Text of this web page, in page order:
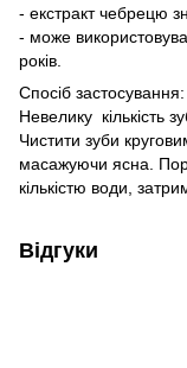
- екстракт чебрецю
- може
років.
Спосіб застосування:
Невелику кількість
Чистити зуби
масажуючи ясна.
кількістю води,
Відгуки